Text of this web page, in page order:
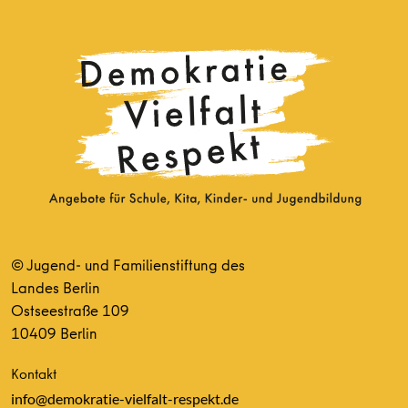
© Jugend- und Familienstiftung des
Landes Berlin
Ostseestraße 109
10409 Berlin
Kontakt
info@demokratie-vielfalt-respekt.de